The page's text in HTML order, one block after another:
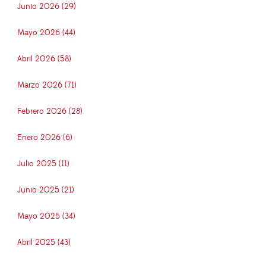
Junio 2026 (29)
Mayo 2026 (44)
Abril 2026 (58)
Marzo 2026 (71)
Febrero 2026 (28)
Enero 2026 (6)
Julio 2025 (11)
Junio 2025 (21)
Mayo 2025 (34)
Abril 2025 (43)